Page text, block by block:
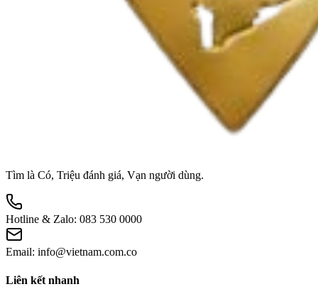
Tìm là Có, Triệu đánh giá, Vạn người dùng.
Hotline & Zalo: 083 530 0000
Email: info@vietnam.com.co
Liên kết nhanh